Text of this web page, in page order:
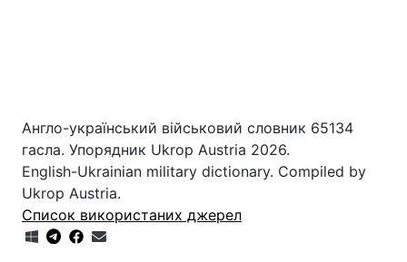
Англо-український військовий словник 65134
гасла. Упорядник Ukrop Austria 2026.
English-Ukrainian military dictionary. Compiled by
Ukrop Austria.
Список використаних джерел